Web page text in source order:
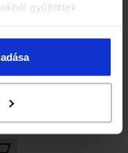
gyűjtöttek.